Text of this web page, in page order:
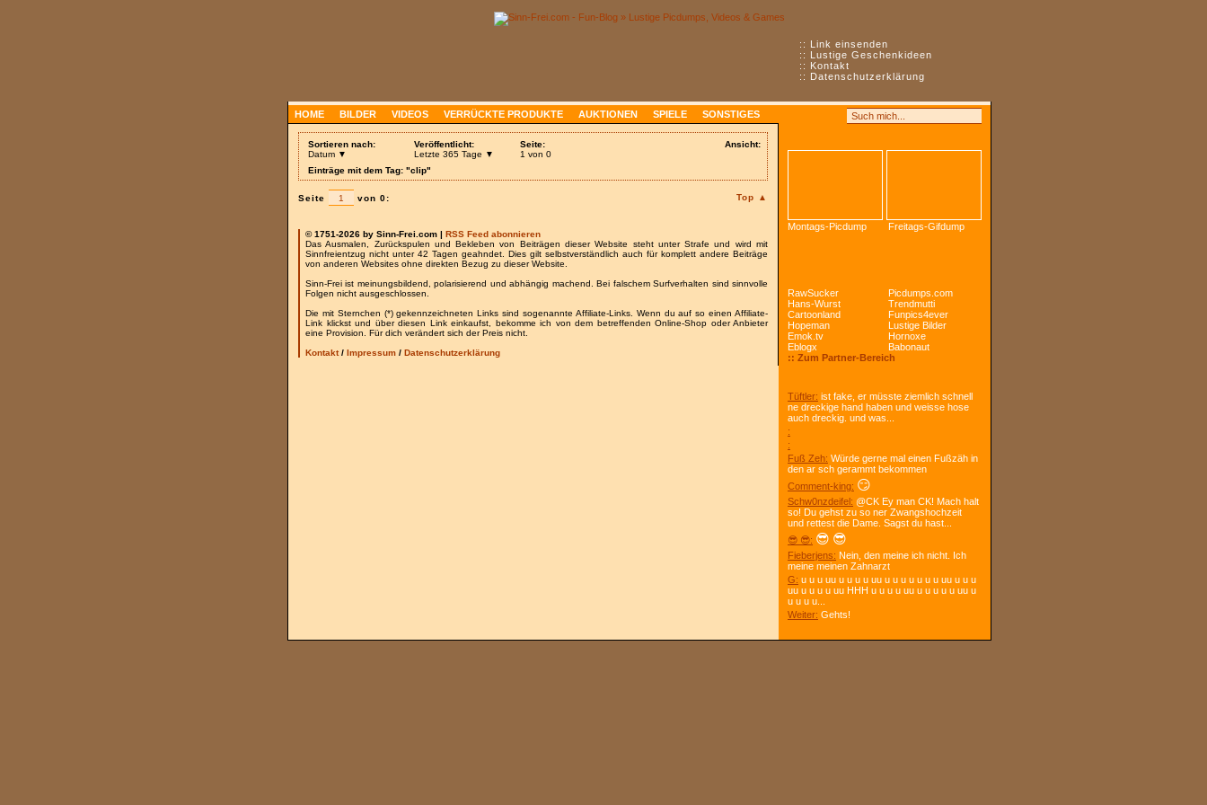
:: Link einsenden
:: Lustige Geschenkideen
:: Kontakt
:: Datenschutzerklärung
HOME BILDER VIDEOS VERRÜCKTE PRODUKTE AUKTIONEN SPIELE SONSTIGES
Ansicht:
Sortieren nach:
Datum ▼
Veröffentlicht:
Letzte 365 Tage ▼
Seite:
1 von 0
Einträge mit dem Tag: "clip"
Top ▲
Seite von 0:
© 1751-2026 by Sinn-Frei.com | RSS Feed abonnieren
Das Ausmalen, Zurückspulen und Bekleben von Beiträgen dieser Website steht unter Strafe und wird mit
Sinnfreientzug nicht unter 42 Tagen geahndet. Dies gilt selbstverständlich auch für komplett andere Beiträge
von anderen Websites ohne direkten Bezug zu dieser Website.
Sinn-Frei ist meinungsbildend, polarisierend und abhängig machend. Bei falschem Surfverhalten sind sinnvolle
Folgen nicht ausgeschlossen.
Die mit Sternchen (*) gekennzeichneten Links sind sogenannte Affiliate-Links. Wenn du auf so einen Affiliate-
Link klickst und über diesen Link einkaufst, bekomme ich von dem betreffenden Online-Shop oder Anbieter
eine Provision. Für dich verändert sich der Preis nicht.
Kontakt/ Impressum / Datenschutzerklärung
Montags-Picdump Freitags-Gifdump
RawSucker
Picdumps.com
Hans-Wurst
Trendmutti
Cartoonland
Funpics4ever
Hopeman
Lustige Bilder
Emok.tv
Hornoxe
Eblogx
Babonaut
:: Zum Partner-Bereich
Tüftler: ist fake, er müsste ziemlich schnell
ne dreckige hand haben und weisse hose
auch dreckig. und was...
:
:
Fuß Zeh: Würde gerne mal einen Fußzäh in
den ar sch gerammt bekommen
Comment-king: 😏
Schw0nzdeifel: @CK Ey man CK! Mach halt
so! Du gehst zu so ner Zwangshochzeit
und rettest die Dame. Sagst du hast...
😎 😎: 😎 😎
Fieberjens: Nein, den meine ich nicht. Ich
meine meinen Zahnarzt
G: u u u uu u u u u uu u u u u u u u uu u u u
uu u u u u uu HHH u u u u uu u u u u u uu u
u u u u...
Weiter: Gehts!